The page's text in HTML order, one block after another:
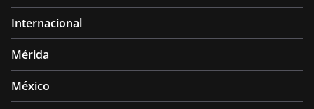
Internacional
Mérida
México